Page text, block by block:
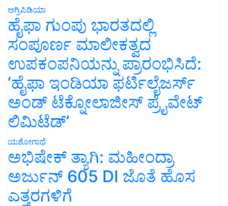
ಅಗ್ರಿಪಿಡಿಯಾ
ಹೈಫಾ ಗುಂಪು ಭಾರತದಲ್ಲಿ
ಸಂಪೂರ್ಣ ಮಾಲೀಕತ್ವದ
ಉಪಕಂಪನಿಯನ್ನು ಪ್ರಾರಂಭಿಸಿದೆ:
‘ಹೈಫಾ ಇಂಡಿಯಾ ಫರ್ಟಿಲೈಜರ್ಸ್
ಅಂಡ್ ಟೆಕ್ನೋಲಾಜೀಸ್ ಪ್ರೈವೇಟ್
ಲಿಮಿಟೆಡ್’
ಯಶೋಗಾಥೆ
ಅಭಿಷೇಕ್ ತ್ಯಾಗಿ: ಮಹೀಂದ್ರಾ
ಅರ್ಜುನ್ 605 DI ಜೊತೆ ಹೊಸ
ಎತ್ತರಗಳಿಗೆ